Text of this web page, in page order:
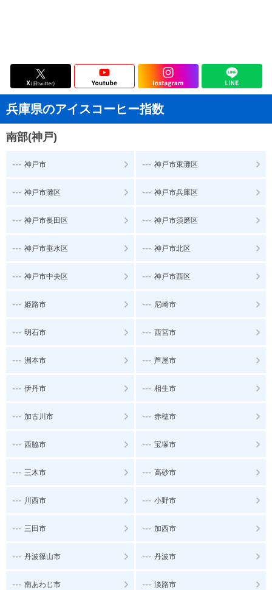
兵庫県のアイスコーヒー指数
南部(神戸)
--- 神戸市 --- 神戸市東灘区
--- 神戸市灘区 --- 神戸市兵庫区
--- 神戸市長田区 --- 神戸市須磨区
--- 神戸市垂水区 --- 神戸市北区
--- 神戸市中央区 --- 神戸市西区
--- 姫路市 --- 尼崎市
--- 明石市 --- 西宮市
--- 洲本市 --- 芦屋市
--- 伊丹市 --- 相生市
--- 加古川市 --- 赤穂市
--- 西脇市 --- 宝塚市
--- 三木市 --- 高砂市
--- 川西市 --- 小野市
--- 三田市 --- 加西市
--- 丹波篠山市 --- 丹波市
--- 南あわじ市 --- 淡路市